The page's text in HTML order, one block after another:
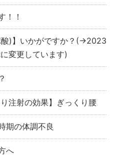
！！
酸)】いかがですか？(→2023
変更しています)
注射の効果】ぎっくり腰
期の体調不良
へ